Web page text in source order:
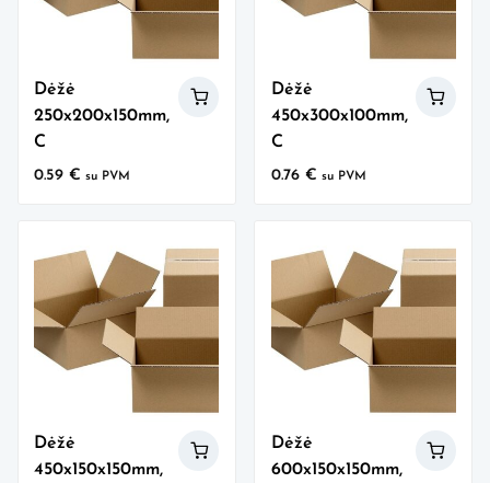
Dėžė
250x200x150mm,
C
0.59€ su PVM
Dėžė
450x300x100mm,
C
0.76 € su PVM
Dėžė
450x150x150mm,
Dėžė
600x150x150mm,